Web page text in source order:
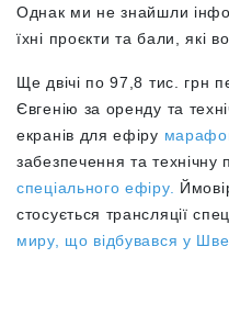
Однак ми не знайшли
їхні проєкти та бали, які
Ще двічі по 97,8 тис. грн
Євгенію за оренду та
екранів для ефіру
забезпечення та
спеціального ефіру.
стосується трансляції
миру, що відбувався у